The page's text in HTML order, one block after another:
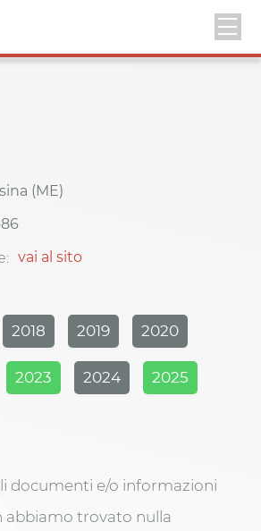
(ME)
vai al sito
2018 2019 2020
2023 2024 2025
documenti e/o informazioni
abbiamo trovato nulla